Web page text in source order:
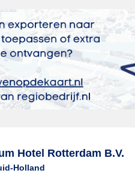
Hotel Rotterdam B.V.
Holland